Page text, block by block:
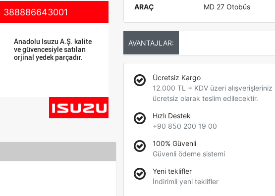
388886643001
Anadolu Isuzu A.Ş. kalite
ve güvencesiyle satılan
orjinal yedek parçadır.
ARAÇ
MD 27 Otobüs
AVANTAJLAR:
Ücretsiz Kargo
12.000 TL + KDV üzeri alışverişleriniz
ücretsiz olarak teslim edilecektir.
Hızlı Destek
+90 850 200 19 00
100% Güvenli
Güvenli ödeme sistemi
Yeni teklifler
İndirimli yeni teklifler